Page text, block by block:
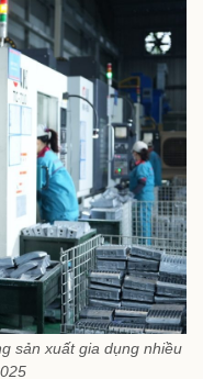
sản xuất gia dụng nhiều